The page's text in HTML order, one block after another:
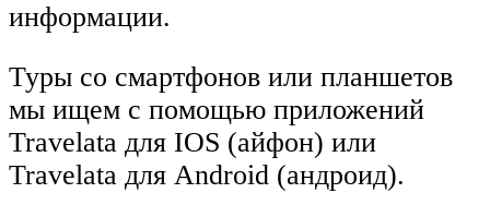
информации.
Туры со смартфонов или планшетов
мы ищем с помощью приложений
Travelata для IOS (айфон) или
Travelata для Android (андроид).